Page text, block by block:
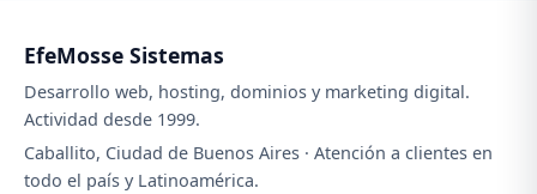
EfeMosse Sistemas
Desarrollo web, hosting, dominios y marketing digital.
Actividad desde 1999.
Caballito, Ciudad de Buenos Aires · Atención a clientes en
todo el país y Latinoamérica.